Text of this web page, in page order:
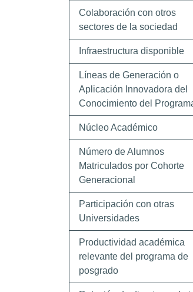
Colaboración con otros
sectores de la sociedad
Infraestructura disponible
Líneas de Generación o
Aplicación Innovadora del
Conocimiento del
Núcleo Académico
Número de Alumnos
Matriculados por Cohorte
Generacional
Participación con otras
Universidades
Productividad académica
relevante del programa de
posgrado